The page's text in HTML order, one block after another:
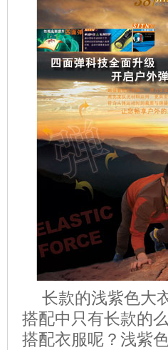
长款的浅紫色大
搭配中只有长款的
搭配衣服呢？浅紫